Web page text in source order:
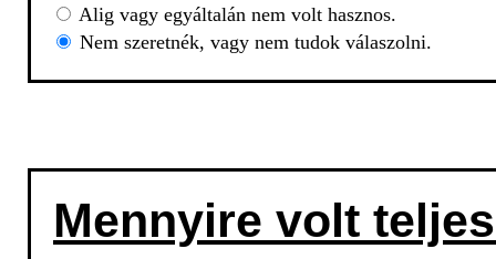
Alig vagy egyáltalán nem volt hasznos.
Nem szeretnék, vagy nem tudok válaszolni.
Mennyire volt